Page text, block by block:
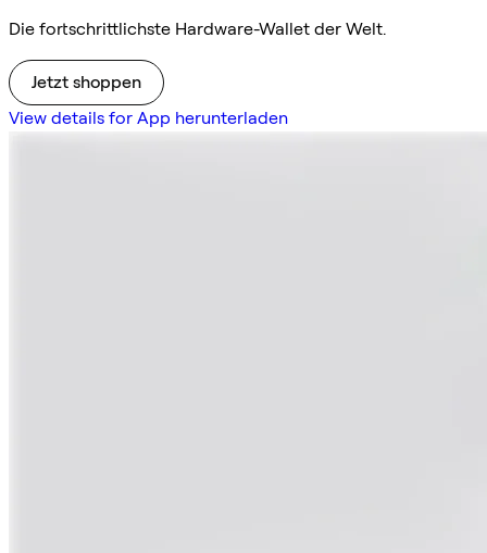
Die fortschrittlichste Hardware-Wallet der Welt.
Jetzt shoppen
View details for App herunterladen